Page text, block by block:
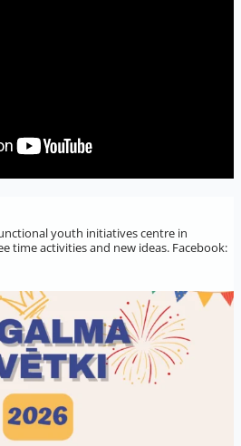
youth initiatives centre in
time activities and new ideas. Facebook: